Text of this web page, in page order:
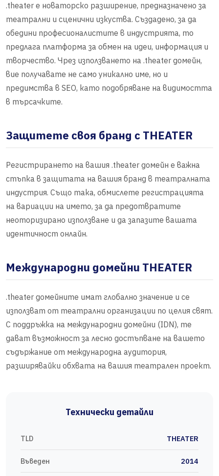
.theater е новаторско разширение, предназначено за
театрални и сценични изкуства. Създадено, за да
обедини професионалистите в индустрията, то
предлага платформа за обмен на идеи, информация и
творчество. Чрез използването на .theater домейн,
вие получавате не само уникално име, но и
предимства в SEO, като подобряване на видимостта
в търсачките.
Защитете своя бранд с THEATER
Регистрирането на вашия .theater домейн е важна
стъпка в защитата на вашия бранд в театралната
индустрия. Също така, обмислете регистрацията
на вариации на името, за да предотвратите
неоторизирано използване и да запазите вашата
идентичност онлайн.
Международни домейни THEATER
.theater домейните имат глобално значение и се
използват от театрални организации по целия свят.
С поддръжка на международни домейни (IDN), те
дават възможност за лесно достъпване на вашето
съдържание от международна аудитория,
разширявайки обхвата на вашия театрален проект.
Технически детайли
TLD THEATER
Въведен 2014